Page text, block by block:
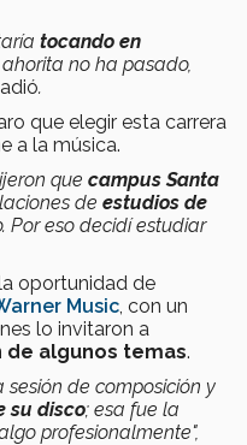
tocando en
no ha pasado,
.
que elegir esta carrera
a la música.
que campus Santa
de estudios de
Por eso decidí estudiar
oportunidad de
Music, con un
lo invitaron a
de algunos temas.
de composición y
su disco; esa fue la
profesionalmente",